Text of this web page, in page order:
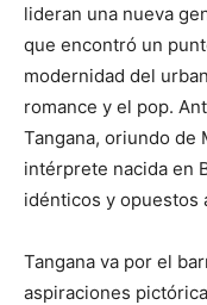
lideran una nueva
que encontró un
modernidad del
romance y el pop.
Tangana, oriundo de
intérprete nacida en
idénticos y opuestos
Tangana va por el
aspiraciones